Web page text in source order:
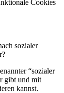
Cookies
sozialer
“sozialer
gibt und mit
kannst.